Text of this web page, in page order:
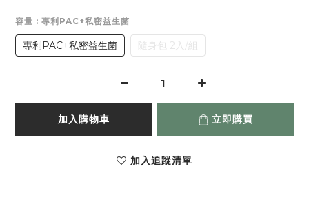
容量 : 專利PAC+私密益生菌
專利PAC+私密益生菌 隨身包 2入/組
加入購物車 立即購買
加入追蹤清單